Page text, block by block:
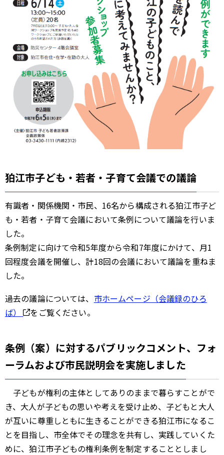
狛江市子ども・若者・子育て会議での議論
有識者・関係機関・市民、16名から構成される狛江市子ど
も・若者・子育て会議において条例について議論を行いま
した。
条例制定に向けて令和5年度から令和7年度にかけて、月1
回程度会議を開催し、計18回の会議において議論を重ねま
した。
過去の議論については、 市ホームページ（会議録のひろ
ば）
をご覧ください。
条例（案）に対するパブリックコメント、フォ
ーラムおよび市民説明会を実施しました
子どもが権利の主体としてありのままで暮らすことがで
き、大人が子どもの思いや考えを受け止め、子どもと大人
が互いに尊重しともに生きることができる狛江市になるこ
とを目指し、市全体でその理念を共有し、実践していくた
めに、狛江市子どもの権利条例を制定することとしまし